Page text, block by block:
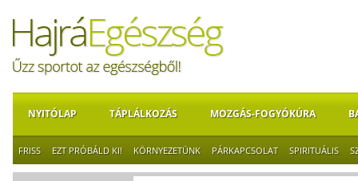
NYITÓLAP TÁPLÁLKOZÁS MOZGÁS-FOGYÓKÚRA
FRISS EZT PRÓBÁLD KI! KÖRNYEZETÜNK PÁRKAPCSOLAT SPIRITUÁLIS